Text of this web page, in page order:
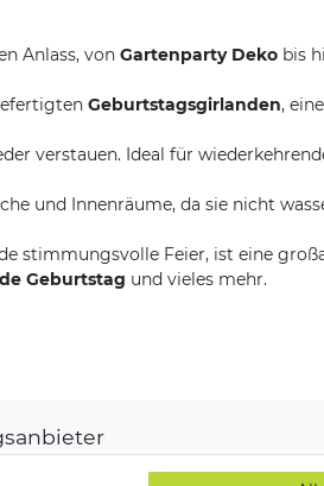
Anlass, von Gartenparty Deko bis
Geburtstagsgirlanden,
verstauen. Ideal für
und Innenräume, da sie nicht
stimmungsvolle Feier, ist eine
Geburtstag und vieles mehr.